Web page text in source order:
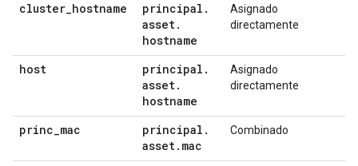
cluster_hostname principal .
asset.
hostname
Asignado
directamente
host principal .
asset.
hostname
Asignado
directamente
princ_mac principal .
asset. mac
Combinado